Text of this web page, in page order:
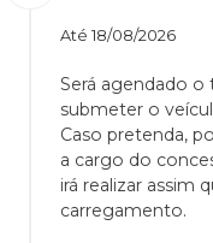
Até 18/08/2026
Será agendado o
submeter o
Caso pretenda,
a cargo do
irá realizar assim
carregamento.